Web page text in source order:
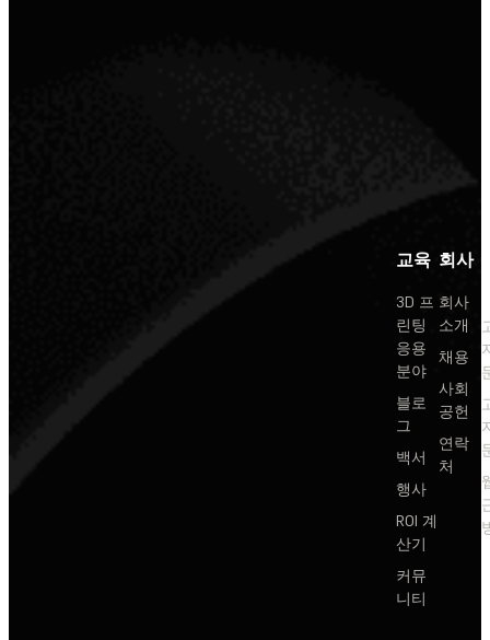
교육
3D 프
린팅
응용
분야
블로
그
백서
행사
ROI 계
산기
커뮤
니티
회사
회사
소개
채용
사회
공헌
연락
처